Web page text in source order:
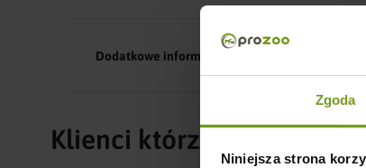
Zgoda
Niniejsza strona
Dodatkowe informacje
Klienci którzy zakupili